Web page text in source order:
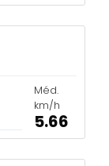
Méd.
km/h
5.66